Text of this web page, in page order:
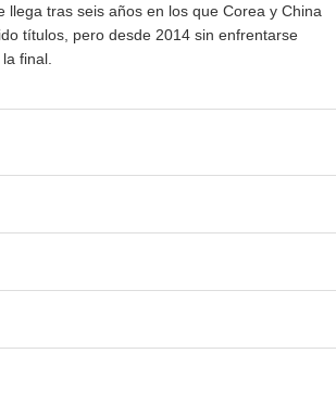
llega tras seis años en los que Corea y China
títulos, pero desde 2014 sin enfrentarse
final.